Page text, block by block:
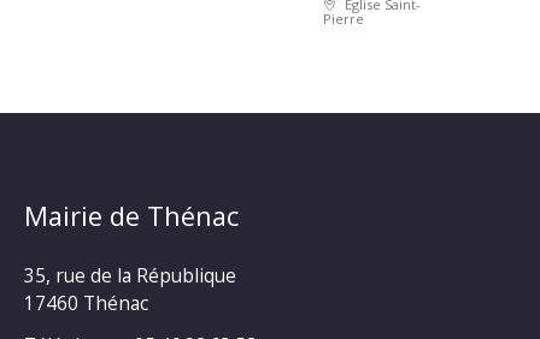
Eglise Saint-
Pierre
Mairie de Thénac
35, rue de la République
17460 Thénac